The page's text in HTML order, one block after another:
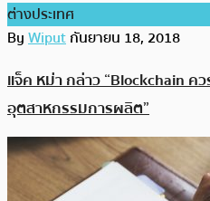
ต่างประเทศ
ByWiputกันยายน 18, 2018
แจ็ค หม่า กล่าว “Blockchain ค
อุตสาหกรรมการผลิต”